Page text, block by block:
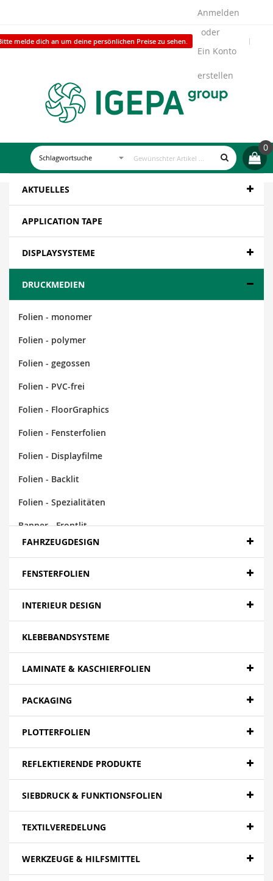
melde dich an um deine persönlichen Preise zu sehen.
Anmelden
Ein Konto
erstellen
0
AKTUELLES
APPLICATION TAPE
DISPLAYSYSTEME
DRUCKMEDIEN
Folien - monomer
Folien - polymer
Folien - gegossen
Folien - PVC-frei
Folien - FloorGraphics
Folien - Fensterfolien
Folien - Displayfilme
Folien - Backlit
Folien - Spezialitäten
Banner - Frontlit
Banner - Backlit
Banner - Blockout
Papier
Canvas
Mesh
Textilien
Folien - High Tack | Niedertemperaturen
Folien - Adhäsionsfolien
Papier- Fotopapier
Textilien - Canvas
FAHRZEUGDESIGN
FENSTERFOLIEN
INTERIEUR DESIGN
KLEBEBANDSYSTEME
LAMINATE & KASCHIERFOLIEN
PACKAGING
PLOTTERFOLIEN
REFLEKTIERENDE PRODUKTE
SIEBDRUCK & FUNKTIONSFOLIEN
TEXTILVEREDELUNG
WERKZEUGE & HILFSMITTEL